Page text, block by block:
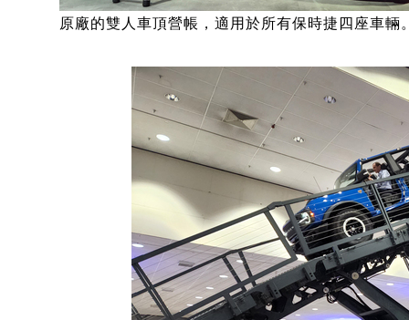
原廠的雙人車頂營帳，適用於所有保時捷四座車輛